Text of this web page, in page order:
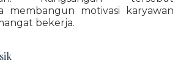
membangun motivasi karyawan
bekerja.